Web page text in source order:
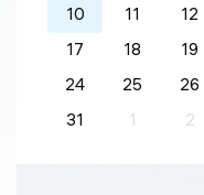
10
11 12
17
18 19
24
25 26
31
1 2